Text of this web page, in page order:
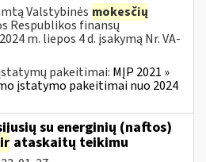
Valstybinės mokesčių
Respublikos finansų
m. liepos 4 d. įsakymą Nr. VA-
pakeitimai: MĮP 2021 »
įstatymo pakeitimai nuo 2024
su energinių (naftos)
ir ataskaitų teikimu